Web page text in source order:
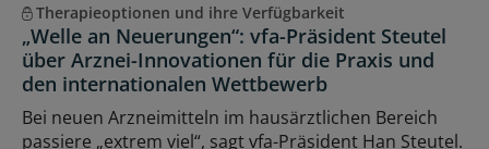
Therapieoptionen und ihre Verfügbarkeit
„Welle an Neuerungen“: vfa-Präsident Steutel
über Arznei-Innovationen für die Praxis und
den internationalen Wettbewerb
Bei neuen Arzneimitteln im hausärztlichen Bereich
passiere „extrem viel“, sagt vfa-Präsident Han Steutel.